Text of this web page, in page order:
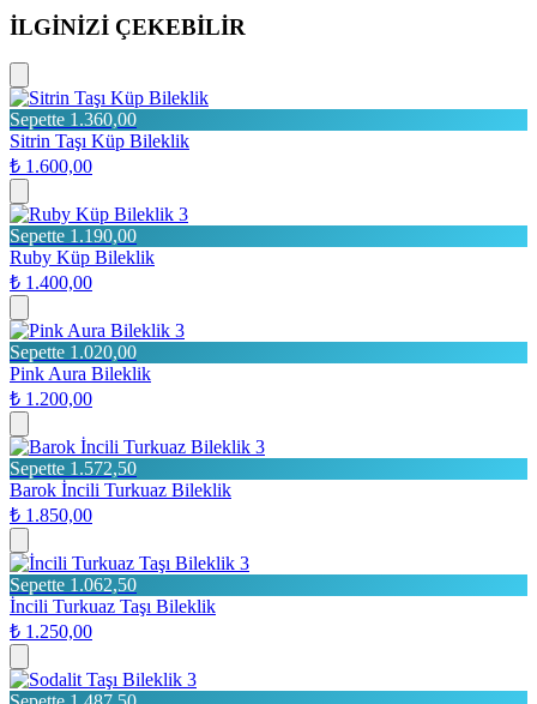
İLGİNİZİ ÇEKEBİLİR
Sepette 1.360,00
Sitrin Taşı Küp Bileklik
₺ 1.600,00
3
Sepette 1.190,00
Ruby Küp Bileklik
₺ 1.400,00
3
Sepette 1.020,00
Pink Aura Bileklik
₺ 1.200,00
3
Sepette 1.572,50
Barok İncili Turkuaz Bileklik
₺ 1.850,00
3
Sepette 1.062,50
İncili Turkuaz Taşı Bileklik
₺ 1.250,00
3